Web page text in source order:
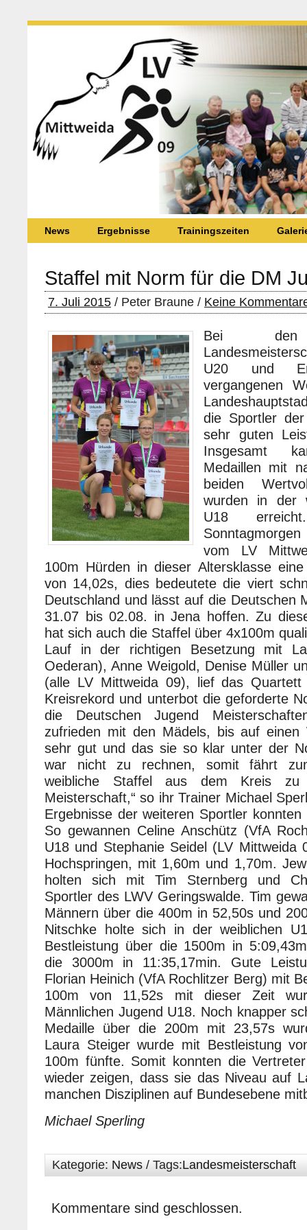
News Ergebnisse Trainingszeiten
Staffel mit Norm für die DM
7. Juli 2015 / Peter Braune / Keine
Bei den
U20 und
vergangenen
die Sportler
sehr guten
Insgesamt
Medaillen mit
beiden
wurden in der
U18
vom LV
100m Hürden in dieser Altersklasse
von 14,02s, dies bedeutete die viert
Deutschland und lässt auf die Deutschen
31.07 bis 02.08. in Jena hoffen. Zu
hat sich auch die Staffel über 4x100m
Lauf in der richtigen Besetzung mit
Oederan), Anne Weigold, Denise Müller
(alle LV Mittweida 09), lief das
Kreisrekord und unterbot die geforderte
die Deutschen Jugend
zufrieden mit den Mädels, bis auf einen
sehr gut und das sie so klar unter der
war nicht zu rechnen, somit fährt
weibliche Staffel aus dem Kreis zu
Meisterschaft,“ so ihr Trainer Michael
Ergebnisse der weiteren Sportler
So gewannen Celine Anschütz (VfA
U18 und Stephanie Seidel (LV Mittweida
Hochspringen, mit 1,60m und 1,70m.
holten sich mit Tim Sternberg und
Sportler des LWV Geringswalde. Tim
Männern über die 400m in 52,50s und
Nitschke holte sich in der weiblichen
Bestleistung über die 1500m in
die 3000m in 11:35,17min. Gute
Florian Heinich (VfA Rochlitzer Berg) mit
100m von 11,52s mit dieser Zeit
Männlichen Jugend U18. Noch knapper
Medaille über die 200m mit 23,57s
Laura Steiger wurde mit Bestleistung
100m fünfte. Somit konnten die
wieder zeigen, dass sie das Niveau auf
manchen Disziplinen auf Bundesebene
Michael Sperling
Kategorie: News / Tags:Landesmeisterschaft
Kommentare sind geschlossen.